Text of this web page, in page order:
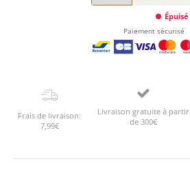
Épuisé
Paiement sécurisé
Frais de livraison:
7,99€
Livraison gratuite à partir
de 300€